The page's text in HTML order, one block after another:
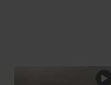
POMIŃ SEKCJĘ